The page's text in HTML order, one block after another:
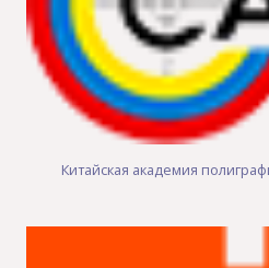
Китайская академия